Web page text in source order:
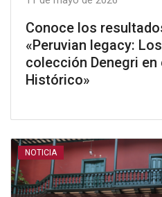
Conoce los
«Peruvian legacy:
colección Denegri en
Histórico»
NOTICIA